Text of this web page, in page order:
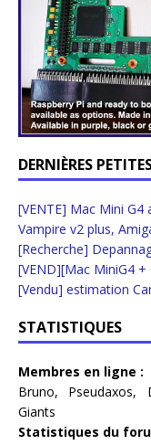
DERNIÈRES
[VENTE] Mac Mini G4
Vampire v2 plus,
[Recherche]
[VEND][Mac MiniG4 +
[Vendu] estimation
STATISTIQUES
Membres en ligne :
Bruno, Pseudaxos,
Giants
Statistiques du